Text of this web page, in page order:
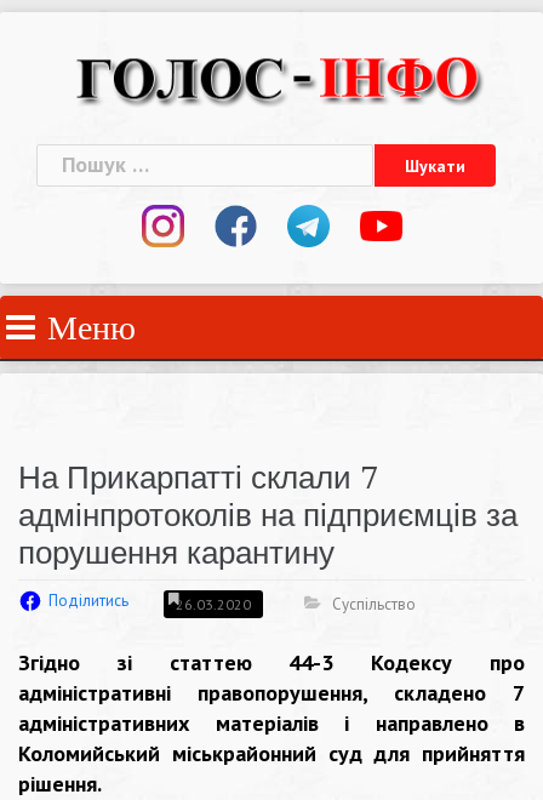
Пошук:
Меню
На Прикарпатті склали 7
адмінпротоколів на підприємців за
порушення карантину
Поділитись 26.03.2020 Суспільство
Згідно зі статтею 44-3 Кодексу про
адміністративні правопорушення, складено 7
адміністративних матеріалів і направлено в
Коломийський міськрайонний суд для прийняття
рішення.